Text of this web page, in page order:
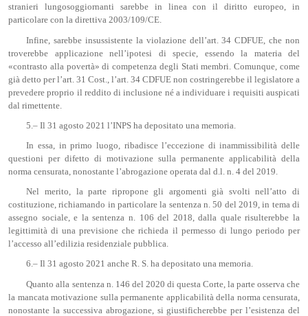
stranieri lungosoggiornanti sarebbe in linea con il diritto europeo, in
particolare con la direttiva 2003/109/CE.
Infine, sarebbe insussistente la violazione dell’art. 34 CDFUE, che non
troverebbe applicazione nell’ipotesi di specie, essendo la materia del
«contrasto alla povertà» di competenza degli Stati membri. Comunque, come
già detto per l’art. 31 Cost., l’art. 34 CDFUE non costringerebbe il legislatore a
prevedere proprio il reddito di inclusione né a individuare i requisiti auspicati
dal rimettente.
5.– Il 31 agosto 2021 l’INPS ha depositato una memoria.
In essa, in primo luogo, ribadisce l’eccezione di inammissibilità delle
questioni per difetto di motivazione sulla permanente applicabilità della
norma censurata, nonostante l’abrogazione operata dal d.l. n. 4 del 2019.
Nel merito, la parte ripropone gli argomenti già svolti nell’atto di
costituzione, richiamando in particolare la sentenza n. 50 del 2019, in tema di
assegno sociale, e la sentenza n. 106 del 2018, dalla quale risulterebbe la
legittimità di una previsione che richieda il permesso di lungo periodo per
l’accesso all’edilizia residenziale pubblica.
6.– Il 31 agosto 2021 anche R. S. ha depositato una memoria.
Quanto alla sentenza n. 146 del 2020 di questa Corte, la parte osserva che
la mancata motivazione sulla permanente applicabilità della norma censurata,
nonostante la successiva abrogazione, si giustificherebbe per l’esistenza del